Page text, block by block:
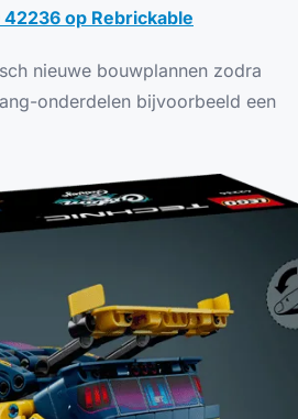
op Rebrickable
nieuwe bouwplannen zodra
onderdelen bijvoorbeeld een